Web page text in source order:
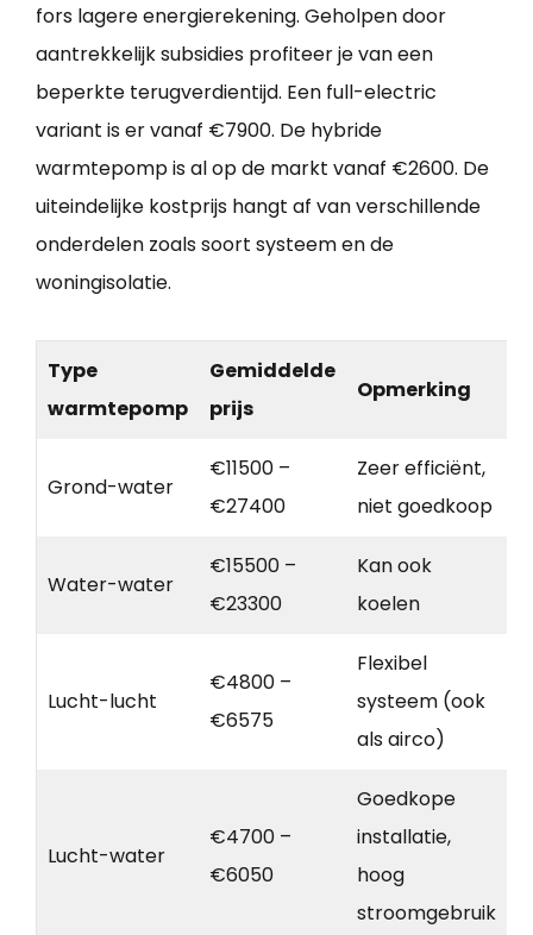
fors lagere energierekening. Geholpen door
aantrekkelijk subsidies profiteer je van een
beperkte terugverdientijd. Een full-electric
variant is er vanaf €7900. De hybride
warmtepomp is al op de markt vanaf €2600. De
uiteindelijke kostprijs hangt af van verschillende
onderdelen zoals soort systeem en de
woningisolatie.
Type
warmtepomp
Gemiddelde
prijs
Opmerking
Grond-water
€11500 –
€27400
Zeer efficiënt,
niet goedkoop
Water-water
€15500 –
€23300
Kan ook
koelen
Lucht-lucht
€4800 –
€6575
Flexibel
systeem (ook
als airco)
Lucht-water
€4700 –
€6050
Goedkope
installatie,
hoog
stroomgebruik